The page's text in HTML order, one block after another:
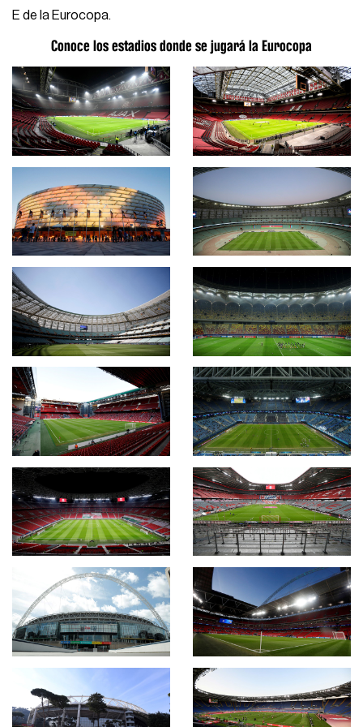
E de la Eurocopa.
Conoce los estadios donde se jugará la Eurocopa